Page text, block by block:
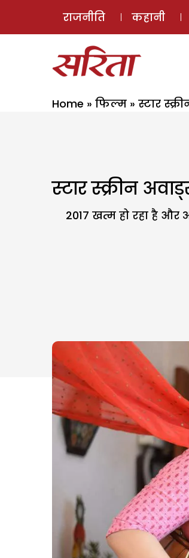
राजनीति कहानी
Home » फिल्म » स्टार
स्टार स्क्रीन
2017 खत्म हो रहा है और